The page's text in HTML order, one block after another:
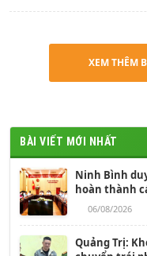
XEM THÊM
BÀI VIẾT MỚI NHẤT
Ninh Bình
hoàn thành
06/08/2026
Quảng Trị: